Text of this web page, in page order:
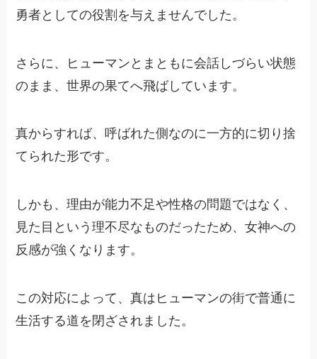
勇者としての役割を与えませんでした。
さらに、ヒューマンとまともに会話しづらい状態
のまま、世界の果てへ飛ばしています。
真からすれば、呼ばれた側なのに一方的に切り捨
てられた形です。
しかも、理由が能力不足や性格の問題ではなく、
見た目という理不尽なものだったため、女神への
反感が強くなります。
この対応によって、真はヒューマンの街で普通に
生活する道を閉ざされました。